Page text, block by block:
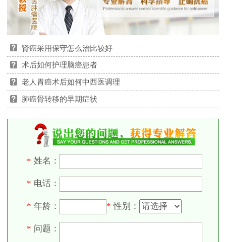
肾癌采用保守怎么治比较好
术后如何护理脑癌患者
老人胃癌术后如何中西医调理
肺癌骨转移的早期症状
* 姓名：
* 电话：
* 年龄： * 性别：
* 问题：